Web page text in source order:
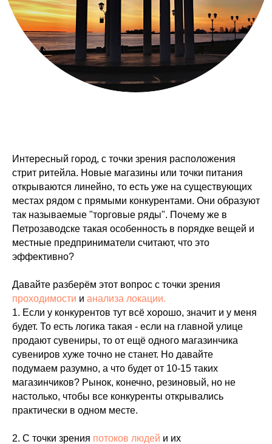
Интересный город, с точки зрения расположения
стрит ритейла. Новые магазины или точки питания
открываются линейно, то есть уже на существующих
местах рядом с прямыми конкурентами. Они образуют
так называемые "торговые ряды". Почему же в
Петрозаводске такая особенность в порядке вещей и
местные предприниматели считают, что это
эффективно?
Давайте разберём этот вопрос с точки зрения
проходимости и анализа локации.
1. Если у конкурентов тут всё хорошо, значит и у меня
будет. То есть логика такая - если на главной улице
продают сувениры, то от ещё одного магазинчика
сувениров хуже точно не станет. Но давайте
подумаем разумно, а что будет от 10-15 таких
магазинчиков? Рынок, конечно, резиновый, но не
настолько, чтобы все конкуренты открывались
практически в одном месте.
2. С точки зрения потоков людей и их